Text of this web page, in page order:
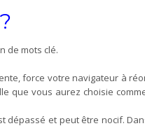
de mots clé.
force votre navigateur à
que vous aurez choisie
dépassé et peut être nocif.